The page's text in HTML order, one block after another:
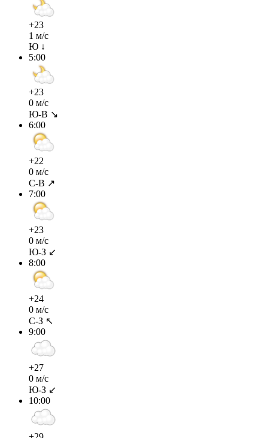
+23
1 м/с
Ю ↓
5:00
+23
0 м/с
Ю-В ↘
6:00
+22
0 м/с
С-В ↗
7:00
+23
0 м/с
Ю-З ↙
8:00
+24
0 м/с
С-З ↖
9:00
+27
0 м/с
Ю-З ↙
10:00